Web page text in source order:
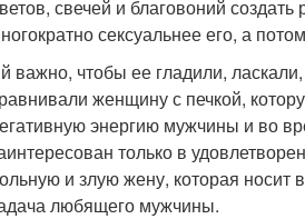
свечей и благовоний
сексуальнее его, а
важно, чтобы ее гладили,
женщину с печкой,
энергию мужчины и во
только в
и злую жену, которая носит
любящего мужчины.